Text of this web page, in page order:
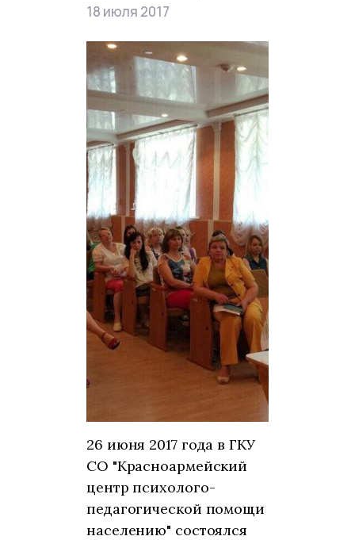
18 июля 2017
26 июня 2017 года в ГКУ
СО "Красноармейский
центр психолого-
педагогической помощи
населению" состоялся